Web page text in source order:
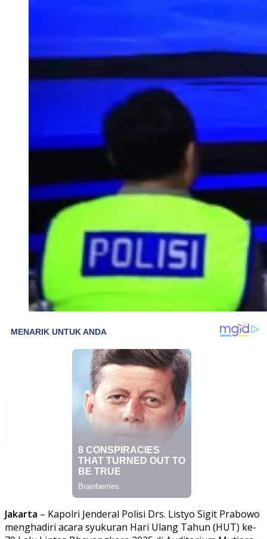
Jakarta – Kapolri Jenderal Polisi Drs. Listyo Sigit Prabowo
menghadiri acara syukuran Hari Ulang Tahun (HUT) ke-